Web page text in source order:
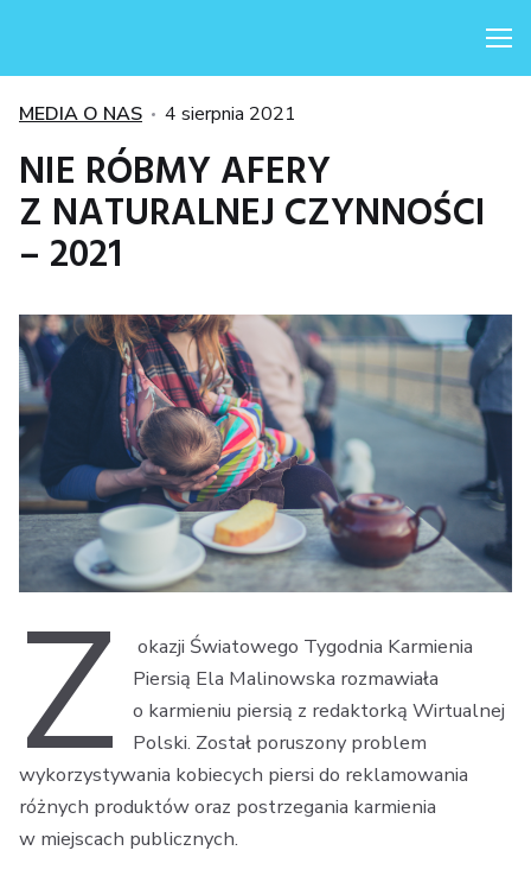
Kategorie
MEDIA O NAS
Posted
4 sierpnia 2021
NIE RÓBMY AFERY
Z NATURALNEJ CZYNNOŚCI
– 2021
Z
okazji Światowego Tygodnia Karmienia
Piersią Ela Malinowska rozmawiała
o karmieniu piersią z redaktorką Wirtualnej
Polski. Został poruszony problem
wykorzystywania kobiecych piersi do reklamowania
różnych produktów oraz postrzegania karmienia
w miejscach publicznych.